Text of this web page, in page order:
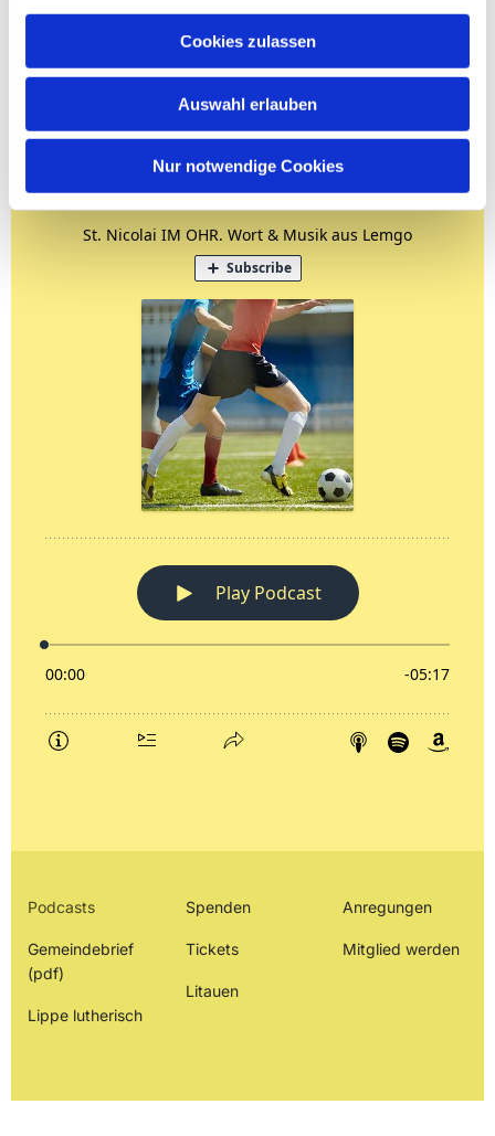
Cookies zulassen
Auswahl erlauben
Nur notwendige Cookies
Podcasts
Gemeindebrief
(pdf)
Lippe lutherisch
Spenden
Tickets
Litauen
Anregungen
Mitglied werden